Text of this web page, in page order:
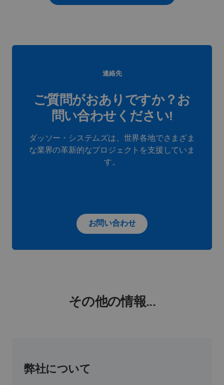
連絡先
ご質問がおありですか？お
問い合わせください!
ダッソー・システムズは、世界各地でさまざま
な業界の革新的なプロジェクトを支援していま
す。
お問い合わせ
その他の情報...
弊社について